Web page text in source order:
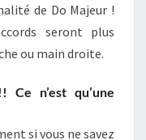
de Do Majeur !
seront plus
ou main droite.
n’est qu’une
si vous ne savez